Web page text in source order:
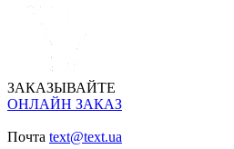
ЗАКАЗЫВАЙТЕ
ОНЛАЙН ЗАКАЗ
Почта text@text.ua